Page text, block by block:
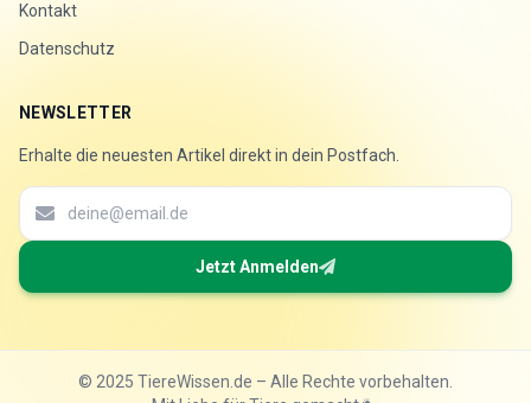
Kontakt
Datenschutz
NEWSLETTER
Erhalte die neuesten Artikel direkt in dein Postfach.
Jetzt Anmelden
© 2025 TiereWissen.de – Alle Rechte vorbehalten.